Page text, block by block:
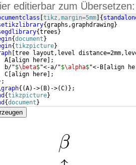
editierbar zum Übersetzen:
tikz,margin=5mm {
{graphs,graphdrawing}
{trees }
{document }
{tikzpicture}
tree layout,level distance=2mm,level
A
align here
;
b/"
$\beta$"<-a/"$\alpha$"<-B align
C
align here
;
;
{(A) ->( B) ->(C)} ;
{tikzpicture}
{document }